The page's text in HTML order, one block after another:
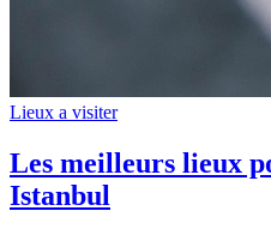
Lieux a visiter
Les meilleurs lieux
Istanbul